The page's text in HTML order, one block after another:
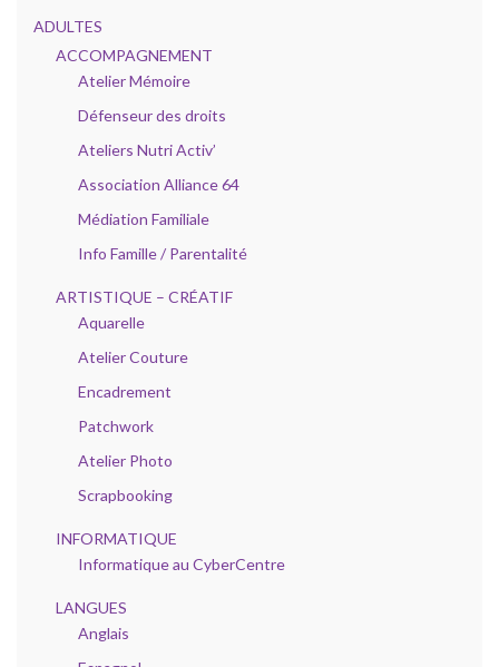
ADULTES
ACCOMPAGNEMENT
Atelier Mémoire
Défenseur des droits
Ateliers Nutri Activ’
Association Alliance 64
Médiation Familiale
Info Famille / Parentalité
ARTISTIQUE – CRÉATIF
Aquarelle
Atelier Couture
Encadrement
Patchwork
Atelier Photo
Scrapbooking
INFORMATIQUE
Informatique au CyberCentre
LANGUES
Anglais